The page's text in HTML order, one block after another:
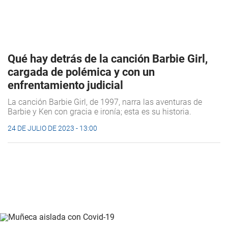
Qué hay detrás de la canción Barbie Girl,
cargada de polémica y con un
enfrentamiento judicial
La canción Barbie Girl, de 1997, narra las aventuras de
Barbie y Ken con gracia e ironía; esta es su historia.
24 DE JULIO DE 2023 - 13:00